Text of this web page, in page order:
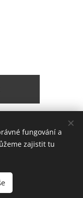
|Lokality
fungování a
zajistit tu